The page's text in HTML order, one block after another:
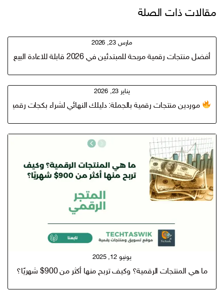
مقالات ذات الصلة
مارس 23, 2026
أفضل منتجات رقمية مربحة للمبتدئين في 2026 قابلة للاعادة البيع
يناير 23, 2026
موردين منتجات رقمية بالجملة: دليلك النهائي لشراء بكجات رقمية
يونيو 12, 2025
ما هي المنتجات الرقمية؟ وكيف تربح منها أكثر من 900$ شهريًا؟